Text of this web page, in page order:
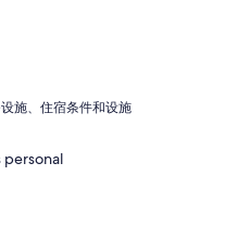
施、住宿条件和设施
personal